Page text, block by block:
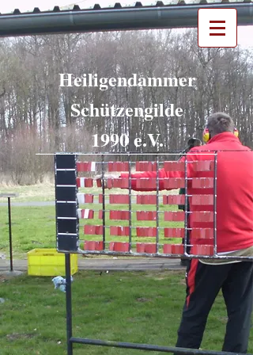
Heiligendammer
Schützengilde
1990 e.V.